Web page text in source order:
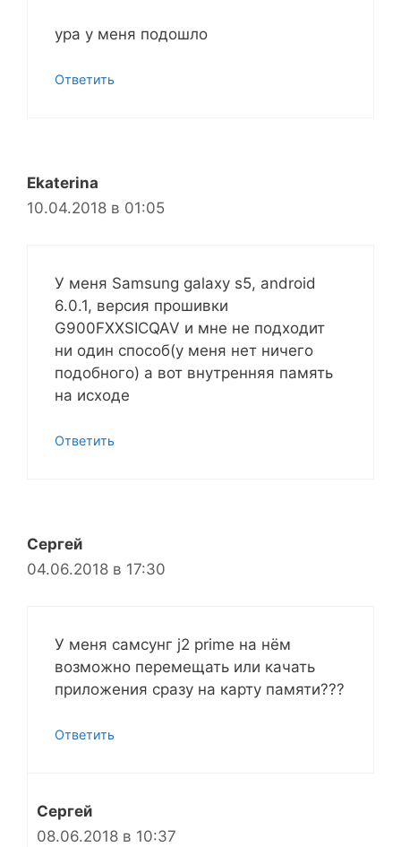
ура у меня подошло
Ответить
Ekaterina
10.04.2018 в 01:05
У меня Samsung galaxy s5, android
6.0.1, версия прошивки
G900FXXSICQAV и мне не подходит
ни один способ(у меня нет ничего
подобного) а вот внутренняя память
на исходе
Ответить
Сергей
04.06.2018 в 17:30
У меня самсунг j2 prime на нём
возможно перемещать или качать
приложения сразу на карту памяти???
Ответить
Сергей
08.06.2018 в 10:37